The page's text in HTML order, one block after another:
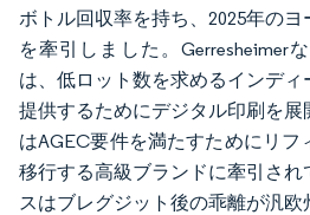
ボトル回収率を持ち、2025年の
を牽引しました。Gerresheimer
は、低ロット数を求めるインデ
提供するためにデジタル印刷を
はAGEC要件を満たすためにリフ
移行する高級ブランドに牽引され
スはブレグジット後の乖離が汎